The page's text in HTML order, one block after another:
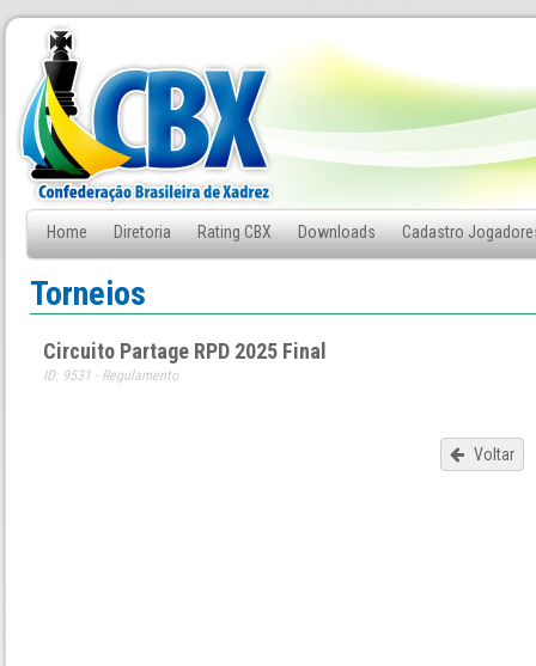
Home Diretoria Rating CBX Downloads Cadastro
Fale Conosco
Torneios
Circuito Partage RPD 2025 Final
ID: 9531 - Regulamento
Voltar